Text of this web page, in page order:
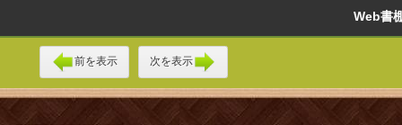
Web
前を表示 次を表示